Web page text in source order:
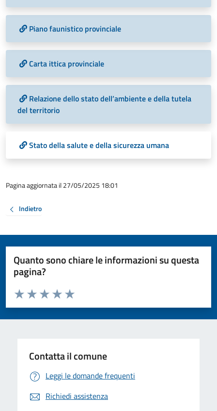
Piano faunistico provinciale
Carta ittica provinciale
Relazione dello stato dell’ambiente e della tutela
del territorio
Stato della salute e della sicurezza umana
Pagina aggiornata il 27/05/2025 18:01
Indietro
Quanto sono chiare le informazioni su questa
pagina?
Valuta da 1 a 5 stelle la pagina
Valuta 5 stelle su 5
Valuta 4 stelle su 5
Valuta 3 stelle su 5
Valuta 2 stelle su 5
Valuta 1 stelle su 5
Contatta il comune
Leggi le domande frequenti
Richiedi assistenza